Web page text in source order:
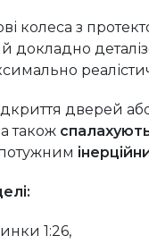
колеса з
й докладно
дверей
а також
1:26,